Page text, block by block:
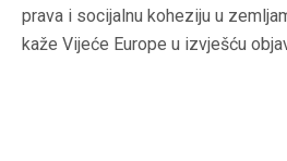
prava i socijalnu koheziju u
kaže Vijeće Europe u izvješću